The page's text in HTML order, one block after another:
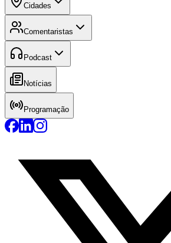
Cidades
Comentaristas
Podcast
Notícias
Programação